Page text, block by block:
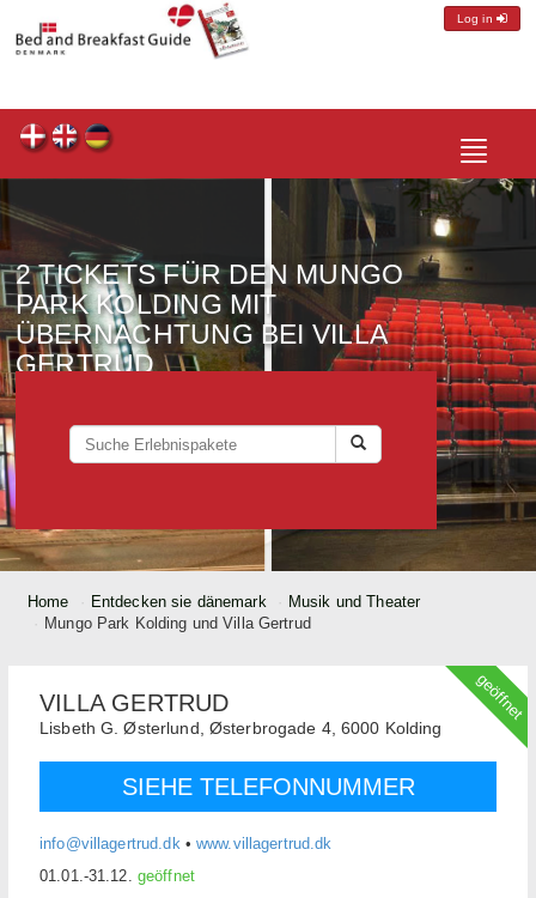
Log in
Toggle
2 TICKETS FÜR DEN MUNGO
PARK KOLDING MIT
ÜBERNACHTUNG BEI VILLA
GERTRUD
Home Entdecken sie dänemark
Musik und Theater
Mungo Park Kolding und Villa Gertrud
geöffnet
VILLA GERTRUD
Lisbeth G. Østerlund, Østerbrogade 4, 6000 Kolding
SIEHE TELEFONNUMMER
info@villagertrud.dk•www.villagertrud.dk
01.01.-31.12. geöffnet